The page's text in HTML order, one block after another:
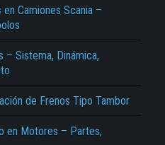
en Camiones Scania –
– Sistema, Dinámica,
de Frenos Tipo Tambor
en Motores – Partes,